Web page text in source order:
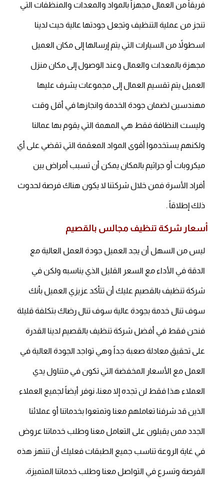
فريقاً من العمال مجهزاً بالمواد والمعدات والمنظفات التي
تنجز من عملية التنظيف وتجعل جودتها عالية حيث لدينا
اسطولاً من السيارات التي يتم إرسالها إلى مكان العميل
مجهزة بالمعدات والعمال وعند الوصول إلى مكان منزل
العميل يتم تقسيم العمال إلى مجموعات يشرف عليها
مهندسين لضمان جودة الخدمة وانجازها في أقل وقت
وليست النظافة فقط هي المهمة التي يقوم بها عمالنا
ولكنهم يستخدموا أقوى المواد المعقمة التي تقضي على أي
ميكروبات أو جراثيم بالمكان يمكن أن تسبب أمراض بين
أفراد الأسرة فمن خلال شركتنا لا يكون هناك فرصة لحدوث
ذلك إطلاقاً .
أسعار شركة تنظيف مجالس بالقصيم
ليس من السهل أن يجد العميل جودة العمل العالية مع
الدقة في الأداء مع السعر القليل الذي يناسبه ولكن في
شركة تنظيف بالقصيم عليك أن تتأكد عزيزي العميل بأنك
سوف تنال خدمة بجودة عالية سوف تنال رضاك بتكلفة قليلة
فنحن فقط في أفضل شركة تنظيف بالقصيم لدينا القدرة
على تحقيق معادلة صعبة جداً وهي تواجد الجودة العالية في
العمل مع الأسعار المخفضة التي تكون في متناول يدي
العملاء هذا فقط لن تجده إلا معنا، نوفر أيضاً لجميع العملاء
الذين قد شرفنا تعاملهم معنا وتمتعوا بخدماتنا أو عملائنا
الجدد ممن يقبلون على التعامل معنا وطلب خدماتنا عروض
في غاية الروعة تناسب جميع الطبقات فعليك أن تنتهز هذه
الفرصة وتسرع في التواصل معنا وطلب خدماتنا المتميزة،